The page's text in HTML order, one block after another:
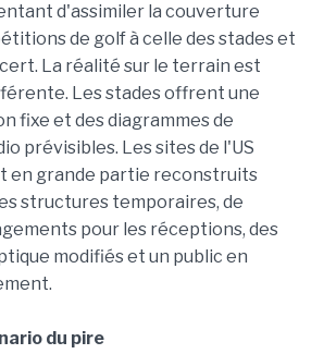
d'assimiler la couverture
de golf à celle des stades et
La réalité sur le terrain est
Les stades offrent une
fixe et des diagrammes de
prévisibles. Les sites de l'US
en grande partie reconstruits
structures temporaires, de
pour les réceptions, des
modifiés et un public en
du pire